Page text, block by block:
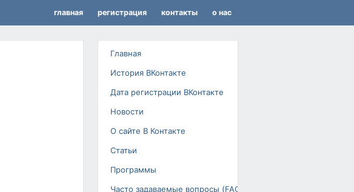
главная регистрация контакты о нас
Главная
История ВКонтакте
Дата регистрации ВКонтакте
Новости
О сайте В Контакте
Статьи
Программы
Часто задаваемые вопросы (FAQ)